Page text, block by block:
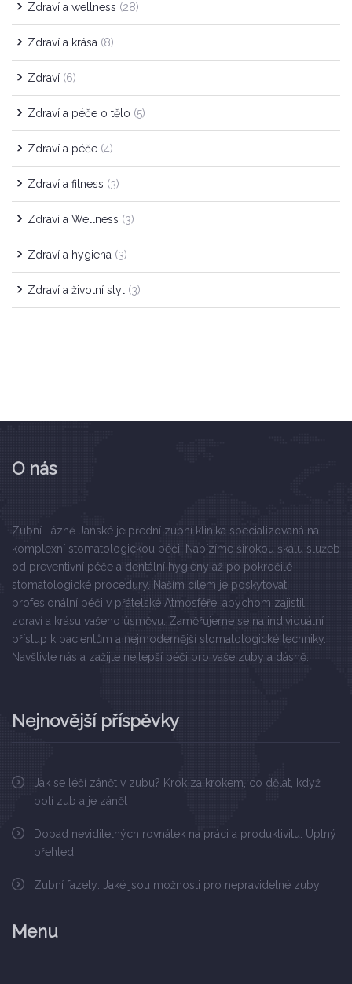
Zdraví a wellness (28)
Zdraví a krása (8)
Zdraví (6)
Zdraví a péče o tělo (5)
Zdraví a péče (4)
Zdraví a fitness (3)
Zdraví a Wellness (3)
Zdraví a hygiena (3)
Zdraví a životní styl (3)
O nás
Zubní Lázně Janské je přední zubní klinika specializovaná na
komplexní stomatologickou péči. Nabízíme širokou škálu služeb
od preventivní péče a dentální hygieny až po pokročilé
stomatologické procedury. Naším cílem je poskytovat
profesionální péči v přátelské Atmosféře, abychom zajistili
zdraví a krásu vašeho úsměvu. Zaměřujeme se na individuální
přístup k pacientům a nejmodernější stomatologické techniky.
Navštivte nás a zažijte nejlepší péči pro vaše zuby a dásně.
Nejnovější příspěvky
Jak se léčí zánět v zubu? Krok za krokem, co dělat, když
bolí zub a je zánět
Dopad neviditelných rovnátek na práci a produktivitu: Úplný
přehled
Zubní fazety: Jaké jsou možnosti pro nepravidelné zuby
Menu